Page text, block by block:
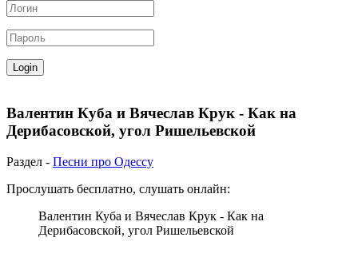
Валентин Куба и Вячеслав Крук - Как на
Дерибасовской, угол Ришельевской
Раздел - Песни про Одессу
Прослушать бесплатно, слушать онлайн:
Валентин Куба и Вячеслав Крук - Как на
Дерибасовской, угол Ришельевской